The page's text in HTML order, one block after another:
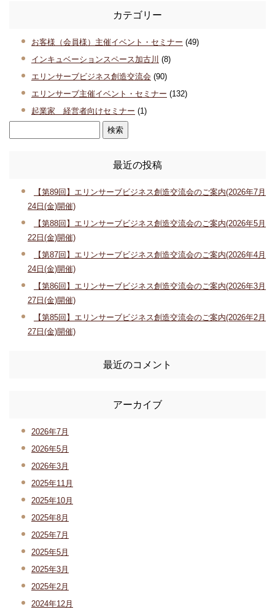
カテゴリー
お客様（会員様）主催イベント・セミナー (49)
インキュベーションスペース加古川 (8)
エリンサーブビジネス創造交流会 (90)
エリンサーブ主催イベント・セミナー (132)
起業家 経営者向けセミナー (1)
最近の投稿
【第89回】エリンサーブビジネス創造交流会のご案内(2026年7月
24日(金)開催)
【第88回】エリンサーブビジネス創造交流会のご案内(2026年5月
22日(金)開催)
【第87回】エリンサーブビジネス創造交流会のご案内(2026年4月
24日(金)開催)
【第86回】エリンサーブビジネス創造交流会のご案内(2026年3月
27日(金)開催)
【第85回】エリンサーブビジネス創造交流会のご案内(2026年2月
27日(金)開催)
最近のコメント
アーカイブ
2026年7月
2026年5月
2026年3月
2025年11月
2025年10月
2025年8月
2025年7月
2025年5月
2025年3月
2025年2月
2024年12月